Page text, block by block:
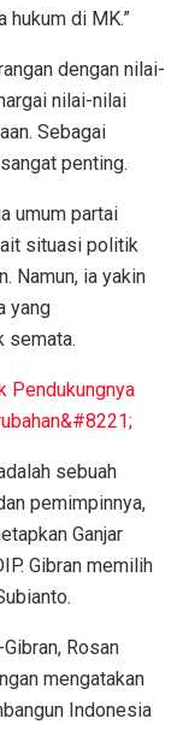
hukum di MK.”
dengan nilai-
nilai-nilai
Sebagai
penting.
umum partai
situasi politik
Namun, ia yakin
yang
semata.
Pendukungnya
sebuah
pemimpinnya,
Ganjar
Gibran memilih
Rosan
mengatakan
Indonesia